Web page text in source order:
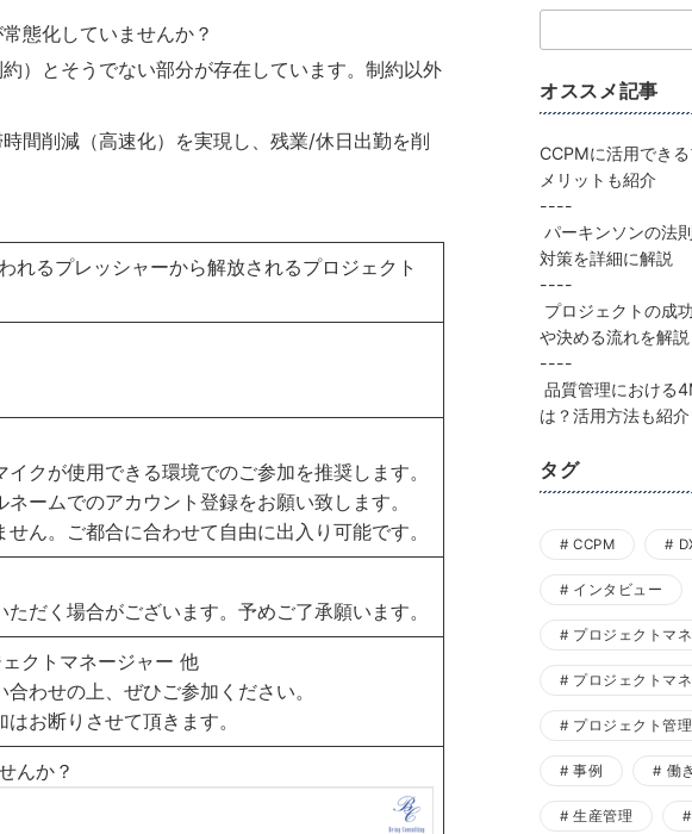
態化していませんか？
）とそうでない部分が存在しています。制約以外
間削減（高速化）を実現し、残業/休日出勤を削
れるプレッシャーから解放されるプロジェクト
クが使用できる環境でのご参加を推奨します。
ームでのアカウント登録をお願い致します。
ん。ご都合に合わせて自由に出入り可能です。
だく場合がございます。予めご了承願います。
クトマネージャー 他
わせの上、ぜひご参加ください。
お断りさせて頂きます。
んか？
索：
オススメ記事
CCPMに活用でき
メリットも紹介
----
パーキンソンの法
対策を詳細に解説
----
プロジェクトの成
や決める流れを解説
----
品質管理における
は？活用方法も紹介
タグ
CCPM
インタビュー
プロジェクトマ
プロジェクトマ
プロジェクト管
事例 働
生産管理